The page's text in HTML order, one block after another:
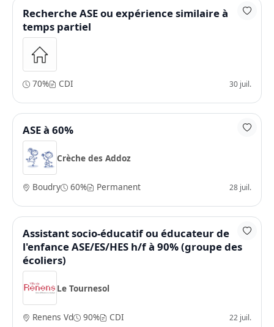
Recherche ASE ou expérience similaire à
temps partiel
70% CDI 30 juil.
ASE à 60%
Crèche des Addoz
Boudry 60% Permanent 28 juil.
Assistant socio-éducatif ou éducateur de
l'enfance ASE/ES/HES h/f à 90% (groupe des
écoliers)
Le Tournesol
Renens Vd 90% CDI 22 juil.